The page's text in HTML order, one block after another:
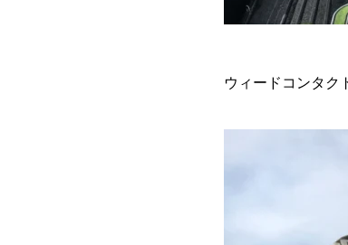
ウィードコンタク